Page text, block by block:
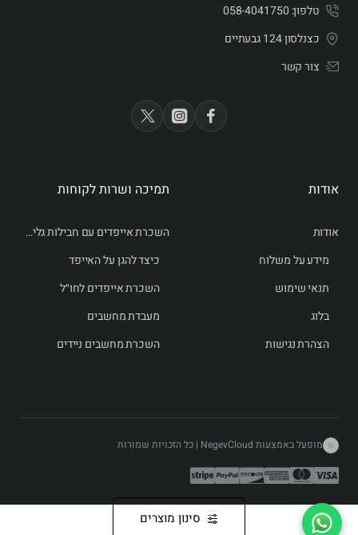
טלפון: 058-4041750
כצנלסון 124 גבעתיים
צור קשר
אודות
אודות
מידע על משלוח
תנאי שימוש
בלוג
הצהרת נגישות
תמיכה ושרות לקוחות
השכרת אייפדים עם חבילות גלישה לחו״ל
כיצד להגן על האייפד
השכרת אייפדים לחו״ל
מעבדת מחשבים
השכרת מחשבים ניידים
מופעל באמצעות NegevCloud | כל הזכויות שמורות
סינון מוצרים